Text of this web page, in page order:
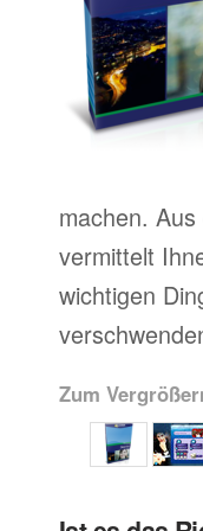
machen.
vermittelt
wichtigen
Zum